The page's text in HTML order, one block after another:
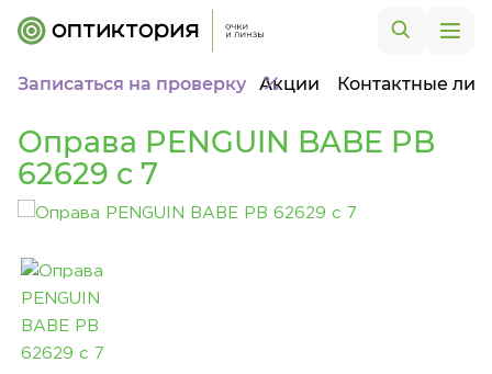
Записаться на проверку Акции Контактные
Оправа PENGUIN BABE PB
62629 c 7